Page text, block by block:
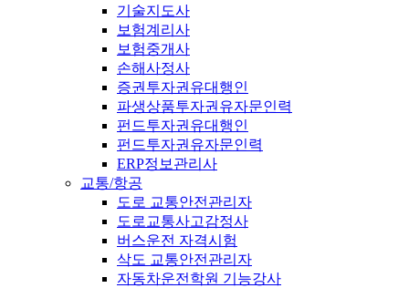
기술지도사
보험계리사
보험중개사
손해사정사
증권투자권유대행인
파생상품투자권유자문인력
펀드투자권유대행인
펀드투자권유자문인력
ERP정보관리사
교통/항공
도로 교통안전관리자
도로교통사고감정사
버스운전 자격시험
삭도 교통안전관리자
자동차운전학원 기능강사